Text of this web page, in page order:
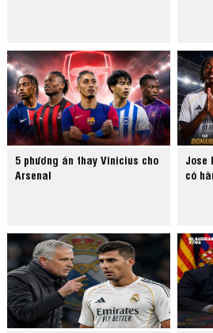
5 phương án thay Vinicius cho
Arsenal
Jose
có